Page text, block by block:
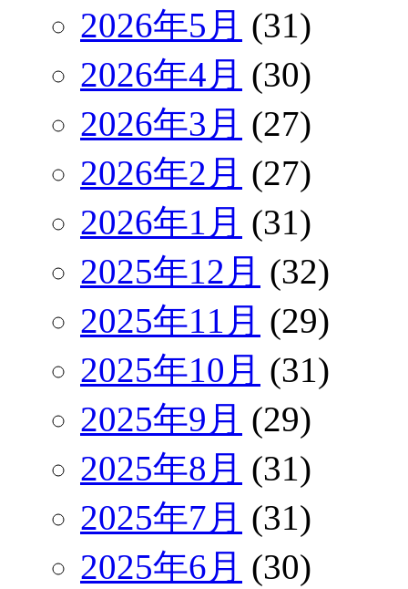
2026年5月 (31)
2026年4月 (30)
2026年3月 (27)
2026年2月 (27)
2026年1月 (31)
2025年12月 (32)
2025年11月 (29)
2025年10月 (31)
2025年9月 (29)
2025年8月 (31)
2025年7月 (31)
2025年6月 (30)